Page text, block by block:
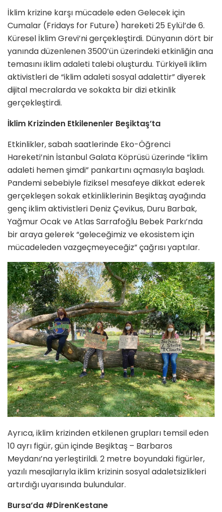
İklim krizine karşı mücadele eden Gelecek için
Cumalar (Fridays for Future) hareketi 25 Eylül’de 6.
Küresel İklim Grevi’ni gerçekleştirdi. Dünyanın dört bir
yanında düzenlenen 3500’ün üzerindeki etkinliğin ana
temasını iklim adaleti talebi oluşturdu. Türkiyeli iklim
aktivistleri de “iklim adaleti sosyal adalettir” diyerek
dijital mecralarda ve sokakta bir dizi etkinlik
gerçekleştirdi.
İklim Krizinden Etkilenenler Beşiktaş’ta
Etkinlikler, sabah saatlerinde Eko-Öğrenci
Hareketi’nin İstanbul Galata Köprüsü üzerinde “İklim
adaleti hemen şimdi” pankartını açmasıyla başladı.
Pandemi sebebiyle fiziksel mesafeye dikkat ederek
gerçekleşen sokak etkinliklerinin Beşiktaş ayağında
genç iklim aktivistleri Deniz Çevikus, Duru Barbak,
Yağmur Ocak ve Atlas Sarrafoğlu Bebek Parkı’nda
bir araya gelerek “geleceğimiz ve ekosistem için
mücadeleden vazgeçmeyeceğiz” çağrısı yaptılar.
Ayrıca, iklim krizinden etkilenen grupları temsil eden
10 ayrı figür, gün içinde Beşiktaş – Barbaros
Meydanı’na yerleştirildi. 2 metre boyundaki figürler,
yazılı mesajlarıyla iklim krizinin sosyal adaletsizlikleri
artırdığı uyarısında bulundular.
Bursa’da #DirenKestane